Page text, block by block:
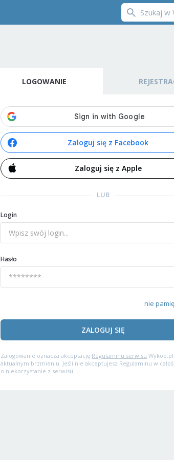
LOGOWANIE
Zaloguj się z Facebook
Zaloguj się z Apple
LUB
Login
Hasło
nie
ZALOGUJ SIĘ
Zalogowanie oznacza akceptację Regulaminu serwisu
aktualnym brzmieniu. Jeśli nie akceptujesz Regulaminu w
o niekorzystanie z serwisu.